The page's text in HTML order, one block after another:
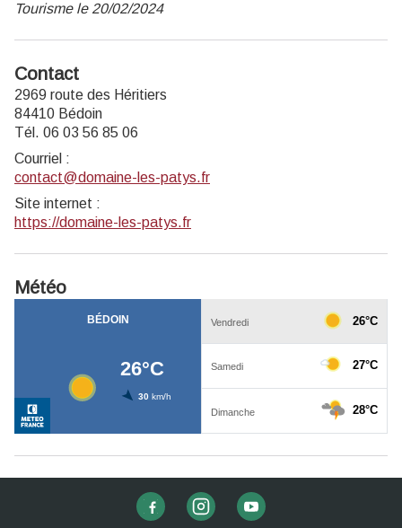
Tourisme le 20/02/2024
Contact
2969 route des Héritiers
84410 Bédoin
Tél. 06 03 56 85 06
Courriel :
contact@domaine-les-patys.fr
Site internet :
https://domaine-les-patys.fr
Météo